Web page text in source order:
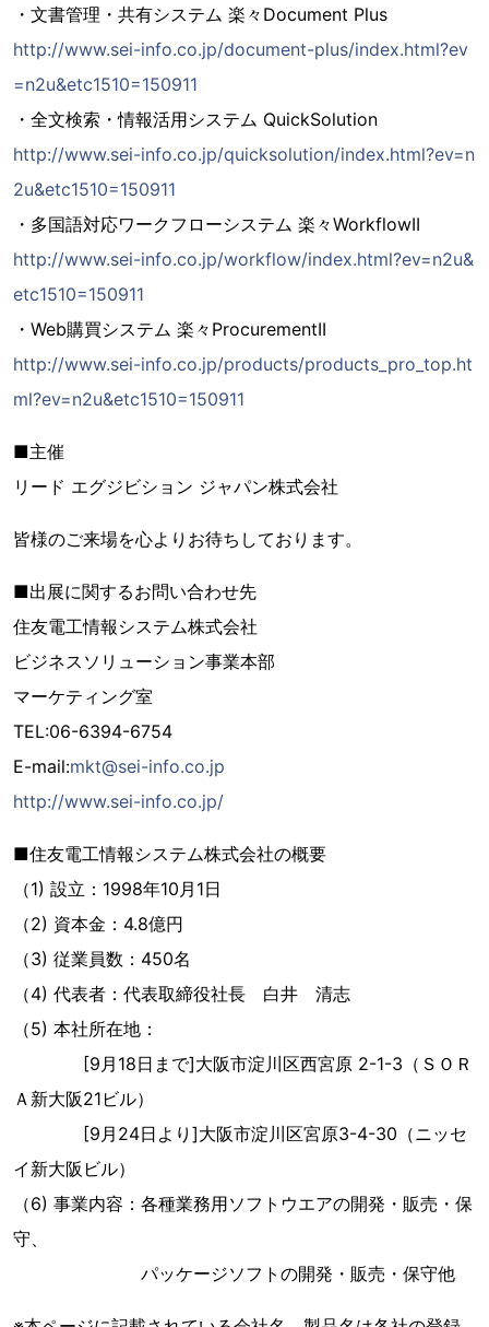
・文書管理・共有システム 楽々Document Plus
http://www.sei-info.co.jp/document-plus/index.html?ev
=n2u&etc1510=150911
・全文検索・情報活用システム QuickSolution
http://www.sei-info.co.jp/quicksolution/index.html?ev=n
2u&etc1510=150911
・多国語対応ワークフローシステム 楽々WorkflowII
http://www.sei-info.co.jp/workflow/index.html?ev=n2u&
etc1510=150911
・Web購買システム 楽々ProcurementII
http://www.sei-info.co.jp/products/products_pro_top.ht
ml?ev=n2u&etc1510=150911
■主催
リード エグジビション ジャパン株式会社
皆様のご来場を心よりお待ちしております。
■出展に関するお問い合わせ先
住友電工情報システム株式会社
ビジネスソリューション事業本部
マーケティング室
TEL:06-6394-6754
E-mail:mkt@sei-info.co.jp
http://www.sei-info.co.jp/
■住友電工情報システム株式会社の概要
（1) 設立：1998年10月1日
（2) 資本金：4.8億円
（3) 従業員数：450名
（4) 代表者：代表取締役社長 白井 清志
（5) 本社所在地：
[9月18日まで]大阪市淀川区西宮原 2-1-3（ＳＯＲ
Ａ新大阪21ビル）
[9月24日より]大阪市淀川区宮原3-4-30（ニッセ
イ新大阪ビル）
（6) 事業内容：各種業務用ソフトウエアの開発・販売・保
守、
パッケージソフトの開発・販売・保守他